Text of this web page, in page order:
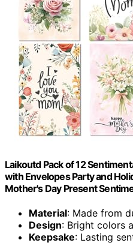
Laikoutd Pack of 12
with Envelopes Party and
Mother's Day Present
Material: Made from
Design: Bright colors
Keepsake: Lasting